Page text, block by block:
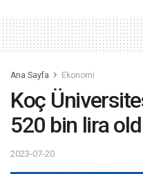
Ana Sayfa Ekonomi
Koç
520 bin lira
2023-07-20